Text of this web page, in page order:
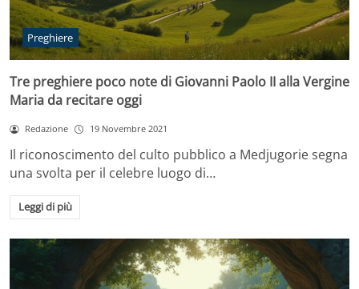
Preghiere
Tre preghiere poco note di Giovanni Paolo II alla Vergine
Maria da recitare oggi
Redazione 19 Novembre 2021
Il riconoscimento del culto pubblico a Medjugorie segna
una svolta per il celebre luogo di…
Leggi di più